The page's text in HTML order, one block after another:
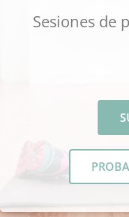
Sesiones de